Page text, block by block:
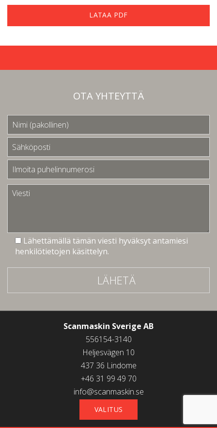
LATAA PDF
OTA YHTEYTTÄ
Lähettämällä tämän viesti hyväksyt antamiesi
henkilötietojen käsittelyn.
LÄHETÄ
Scanmaskin Sverige AB
556154-3140
Heljesvägen 10
437 36 Lindome
+46 31 99 49 70
info@scanmaskin.se
VALITUS